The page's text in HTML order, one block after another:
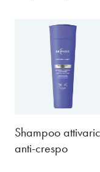
Shampoo
anti-crespo